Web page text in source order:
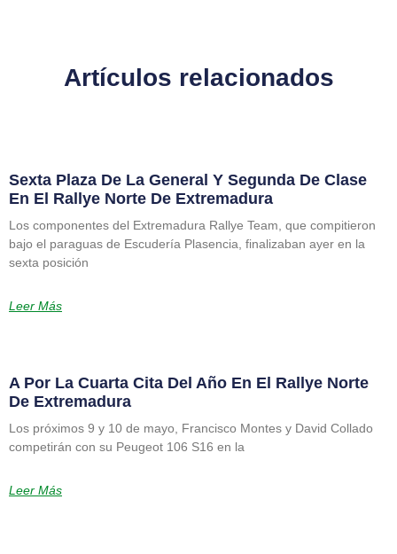
Artículos relacionados
Sexta Plaza De La General Y Segunda De Clase
En El Rallye Norte De Extremadura
Los componentes del Extremadura Rallye Team, que compitieron
bajo el paraguas de Escudería Plasencia, finalizaban ayer en la
sexta posición
Leer Más
A Por La Cuarta Cita Del Año En El Rallye Norte
De Extremadura
Los próximos 9 y 10 de mayo, Francisco Montes y David Collado
competirán con su Peugeot 106 S16 en la
Leer Más